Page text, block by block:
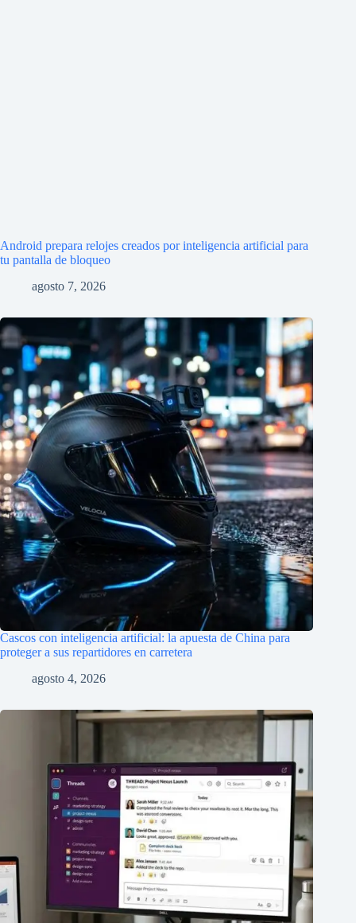
Android prepara relojes creados por inteligencia artificial para
tu pantalla de bloqueo
agosto 7, 2026
Cascos con inteligencia artificial: la apuesta de China para
proteger a sus repartidores en carretera
agosto 4, 2026